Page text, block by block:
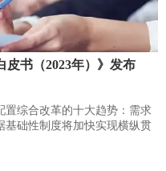
皮书（2023年）》发布
置综合改革的十大趋势：需求
基础性制度将加快实现横纵贯